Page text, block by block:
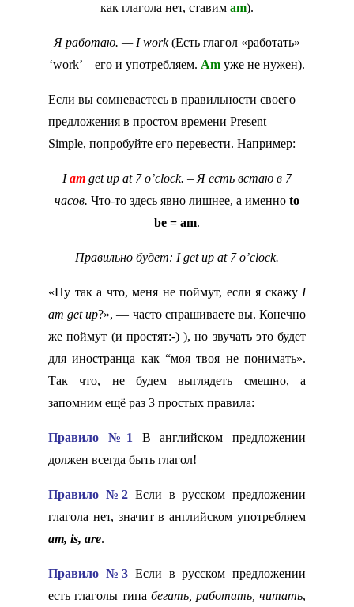
как глагола нет, ставим am).
Я работаю. — I work(Есть глагол «работать»
‘work’ – его и употребляем. Am уже не нужен).
Если вы сомневаетесь в правильности своего
предложения в простом времени Present
Simple, попробуйте его перевести. Например:
I am get up at 7 o’clock. – Я есть встаю в 7
часов. Что-то здесь явно лишнее, а именно to
be = am.
Правильно будет: I get up at 7 o’clock.
«Ну так а что, меня не поймут, если я скажу I
am get up?», — часто спрашиваете вы. Конечно
же поймут (и простят:-) ), но звучать это будет
для иностранца как “моя твоя не понимать».
Так что, не будем выглядеть смешно, а
запомним ещё раз 3 простых правила:
Правило №1
В английском предложении
должен всегда быть глагол!
Правило №2 Если в русском предложении
глагола нет, значит в английском употребляем
am, is, are.
Правило №3 Если в русском предложении
есть глаголы типа бегать, работать, читать,